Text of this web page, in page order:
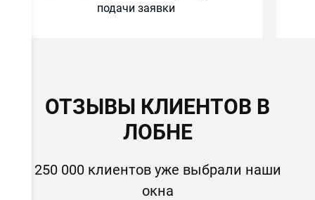
подачи заявки
ОТЗЫВЫ КЛИЕНТОВ В
ЛОБНЕ
250 000 клиентов уже выбрали наши
окна